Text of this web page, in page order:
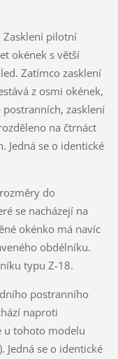
Zasklení pilotní
okének s větší
Zatímco zasklení
z osmi okének,
zasklení
na čtrnáct
Jedná se o identické
do
se nacházejí na
okénko má navíc
obdélníku.
typu Z-18.
postranního
naproti
u tohoto modelu
Jedná se o identické